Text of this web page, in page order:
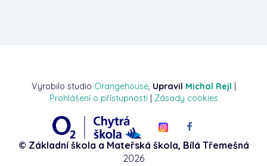
Vyrobilo studio Orangehouse, Upravil Michal Rejl |
Prohlášení o přístupnosti | Zásady cookies
© Základní škola a Mateřská škola, Bílá Třemešná
2026